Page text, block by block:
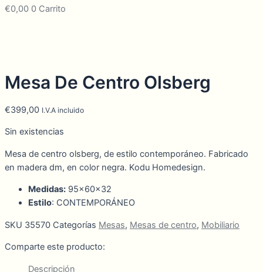
€0,00 0 Carrito
Mesa De Centro Olsberg
€399,00 I.V.A incluido
Sin existencias
Mesa de centro olsberg, de estilo contemporáneo. Fabricado
en madera dm, en color negra. Kodu Homedesign.
Medidas: 95x60x32
Estilo: CONTEMPORÁNEO
SKU 35570 Categorías Mesas, Mesas de centro, Mobiliario
Comparte este producto:
Descripción